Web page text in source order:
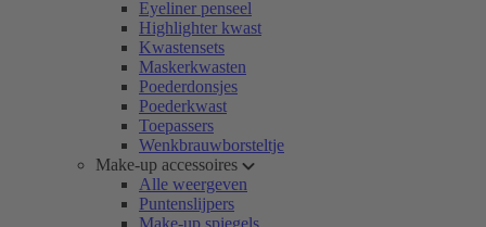
Eyeliner penseel
Highlighter kwast
Kwastensets
Maskerkwasten
Poederdonsjes
Poederkwast
Toepassers
Wenkbrauwborsteltje
Make-up accessoires
Alle weergeven
Puntenslijpers
Make-up spiegels